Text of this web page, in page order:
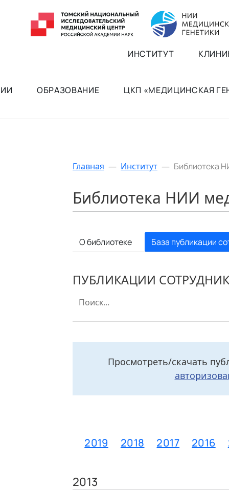
ИНСТИТУТ
ОБРАЗОВАНИЕ ЦКП «МЕДИЦИНСКАЯ
Главная — Институт — Библиотека
Библиотека НИИ
О библиотеке База публикации
ПУБЛИКАЦИИ
Просмотреть/скачать
2019 2018 2017 2016
2013